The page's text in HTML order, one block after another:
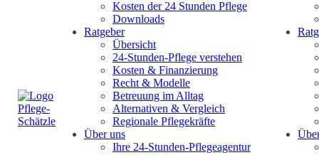
Kosten der 24 Stunden Pflege
Downloads
Ratgeber
Übersicht
24-Stunden-Pflege verstehen
Kosten & Finanzierung
Recht & Modelle
Betreuung im Alltag
Alternativen & Vergleich
Regionale Pflegekräfte
Über uns
Ihre 24-Stunden-Pflegeagentur